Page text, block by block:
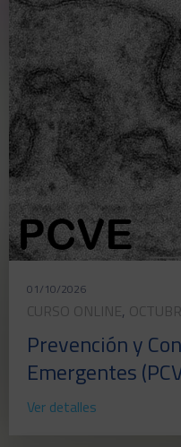
01/10/2026
CURSO ONLINE,
Prevención y
Emergentes
Ver detalles